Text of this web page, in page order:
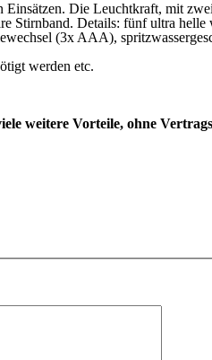
Die Leuchtkraft, mit
Stirnband. Details: fünf ultra
(3x AAA),
werden etc.
weitere Vorteile, ohne